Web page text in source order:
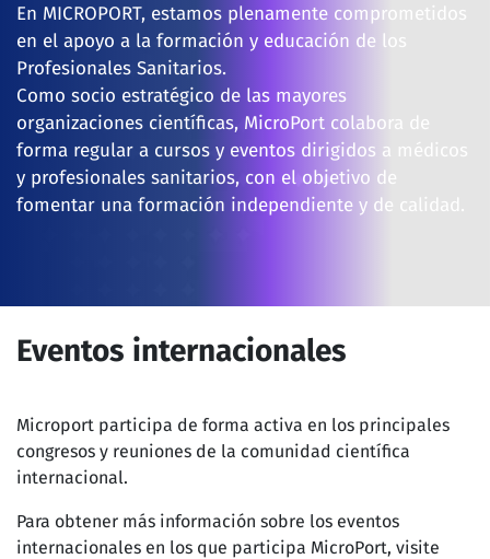
En MICROPORT, estamos plenamente comprometidos
en el apoyo a la formación y educación de los
Profesionales Sanitarios.
Como socio estratégico de las mayores
organizaciones científicas, MicroPort colabora de
forma regular a cursos y eventos dirigidos a médicos
y profesionales sanitarios, con el objetivo de
fomentar una formación independiente y de calidad.
Eventos internacionales
Microport participa de forma activa en los principales
congresos y reuniones de la comunidad científica
internacional.
Para obtener más información sobre los eventos
internacionales en los que participa MicroPort, visite